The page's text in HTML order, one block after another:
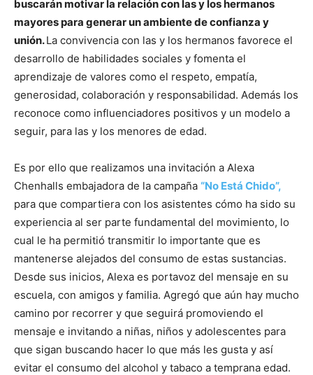
buscarán motivar la relación con las y los hermanos
mayores para generar un ambiente de confianza y
unión.La convivencia con las y los hermanos favorece el
desarrollo de habilidades sociales y fomenta el
aprendizaje de valores como el respeto, empatía,
generosidad, colaboración y responsabilidad. Además los
reconoce como influenciadores positivos y un modelo a
seguir, para las y los menores de edad.
Es por ello que realizamos una invitación a Alexa
Chenhalls embajadora de la campaña “No Está Chido”,
para que compartiera con los asistentes cómo ha sido su
experiencia al ser parte fundamental del movimiento, lo
cual le ha permitió transmitir lo importante que es
mantenerse alejados del consumo de estas sustancias.
Desde sus inicios, Alexa es portavoz del mensaje en su
escuela, con amigos y familia. Agregó que aún hay mucho
camino por recorrer y que seguirá promoviendo el
mensaje e invitando a niñas, niños y adolescentes para
que sigan buscando hacer lo que más les gusta y así
evitar el consumo del alcohol y tabaco a temprana edad.